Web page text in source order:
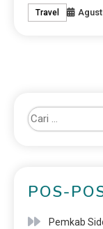
Travel
POS-
Pemkab